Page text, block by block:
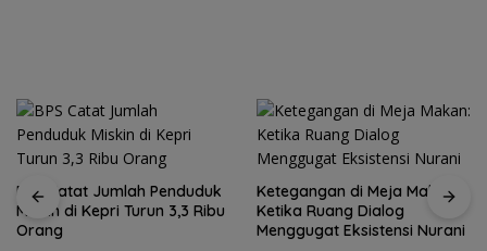
Ketegangan di Meja Makan:
Ketika Ruang Dialog
Menggugat Eksistensi Nurani
Rutan Tanjungpinang